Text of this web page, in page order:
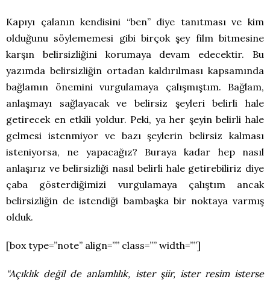
Kapıyı çalanın kendisini “ben” diye tanıtması ve kim
olduğunu söylememesi gibi birçok şey film bitmesine
karşın belirsizliğini korumaya devam edecektir. Bu
yazımda belirsizliğin ortadan kaldırılması kapsamında
bağlamın önemini vurgulamaya çalışmıştım. Bağlam,
anlaşmayı sağlayacak ve belirsiz şeyleri belirli hale
getirecek en etkili yoldur. Peki, ya her şeyin belirli hale
gelmesi istenmiyor ve bazı şeylerin belirsiz kalması
isteniyorsa, ne yapacağız? Buraya kadar hep nasıl
anlaşırız ve belirsizliği nasıl belirli hale getirebiliriz diye
çaba gösterdiğimizi vurgulamaya çalıştım ancak
belirsizliğin de istendiği bambaşka bir noktaya varmış
olduk.
[box type=”note” align=”” class=”” width=””]
“Açıklık değil de anlamlılık, ister şiir, ister resim isterse